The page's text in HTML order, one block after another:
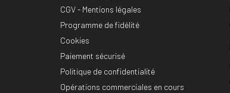
CGV - Mentions légales
Programme de fidélité
Cookies
Paiement sécurisé
Politique de confidentialité
Opérations commerciales en cours